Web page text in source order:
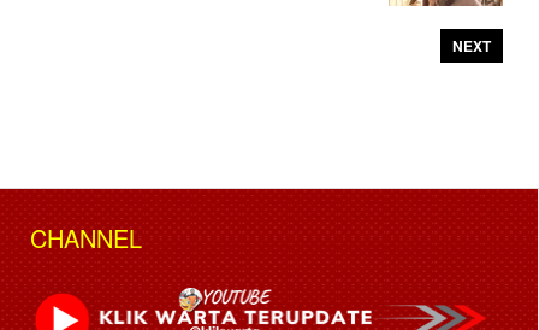
NEXT
CHANNEL